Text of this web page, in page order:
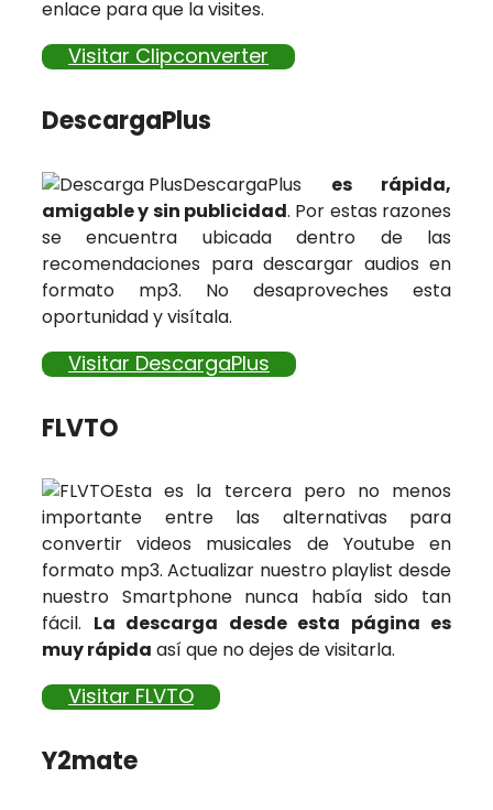
enlace para que la visites.
Visitar Clipconverter
DescargaPlus
DescargaPlus es rápida,
amigable y sin publicidad. Por estas razones
se encuentra ubicada dentro de las
recomendaciones para descargar audios en
formato mp3. No desaproveches esta
oportunidad y visítala.
Visitar DescargaPlus
FLVTO
Esta es la tercera pero no menos
importante entre las alternativas para
convertir videos musicales de Youtube en
formato mp3. Actualizar nuestro playlist desde
nuestro Smartphone nunca había sido tan
fácil. La descarga desde esta página es
muy rápida así que no dejes de visitarla.
Visitar FLVTO
Y2mate